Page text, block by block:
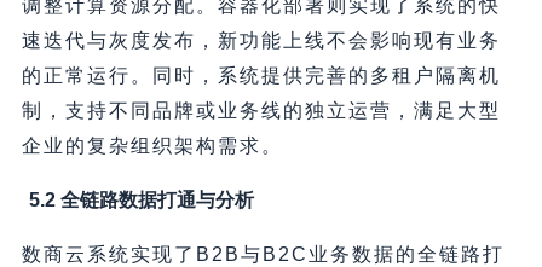
调整计算资源分配。容器化部署则实现了系统的快
速迭代与灰度发布，新功能上线不会影响现有业务
的正常运行。同时，系统提供完善的多租户隔离机
制，支持不同品牌或业务线的独立运营，满足大型
企业的复杂组织架构需求。
5.2 全链路数据打通与分析
数商云系统实现了B2B与B2C业务数据的全链路打